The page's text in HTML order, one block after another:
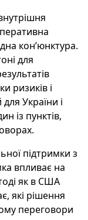
кон’юнктура.
для
ризиків і
України і
із пунктів,
підтримки з
впливає на
як в США
які рішення
переговори